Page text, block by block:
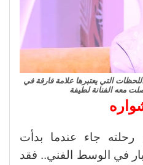
التي يعتبرها علامة فارقة في
معه الفنانة لطيفة
جاء عندما بدأت
في الوسط الفني.. فقد